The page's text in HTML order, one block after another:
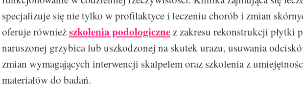
specjalizuje się nie tylko w profilaktyce i leczeniu chorób i zmian
oferuje równieższkolenia podologicznez zakresu rekonstrukcji płytki
naruszonej grzybica lub uszkodzonej na skutek urazu, usuwania
zmian wymagających interwencji skalpelem oraz szkolenia z
materiałów do badań.